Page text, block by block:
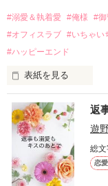
過去の傷から、二度
運命のような再会を
酔った勢いで一夜を
さらに、美桜が初め
『責任をとる、結婚
戸惑う美桜とは裏腹
甘やかしてくる。
そんなある日、哲
遭っていることを知
美桜を守るため、
#溺愛＆執着愛 #俺様 #
#オフィスラブ #いちゃい
#ハッピーエンド
表紙を見る
おかしな噂を流さ
桜は、海外で傷心旅
い、酒の勢いもあり
帰国後、美桜は新
なんと彼の正体は
れて起業した新進気
――御影恭司その人
返
遊
総
恋